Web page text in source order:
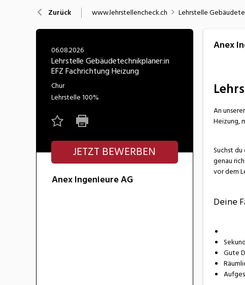
Nahrung
Wirtschaft/Verwaltung
Zurück www.lehrstellencheck.ch Lehrstelle
06.08.2026
Lehrstelle Gebäudetechnikplaner:in
EFZ Fachrichtung Heizung
Chur
Lehrstelle100%
JETZT BEWERBEN
Anex Ingenieure AG
Anex
An
Heizung,
Suchst
genau
vor dem
Deine
Gute